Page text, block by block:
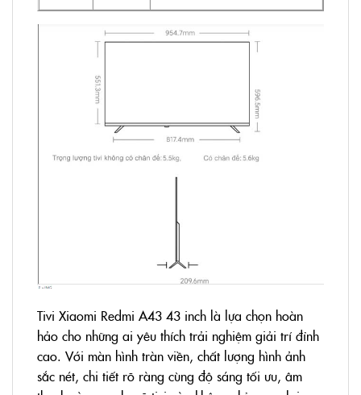
Tivi Xiaomi Redmi A43 43 inch là lựa chọn hoàn
hảo cho những ai yêu thích trải nghiệm giải trí đỉnh
cao. Với màn hình tràn viền, chất lượng hình ảnh
sắc nét, chi tiết rõ ràng cùng độ sáng tối ưu, âm